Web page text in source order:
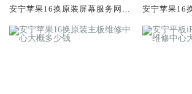
安宁苹果16换原装屏幕服务网点
安宁苹果16